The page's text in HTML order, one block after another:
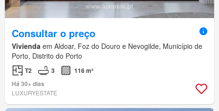
Consultar o preço
Vivienda em Aldoar, Foz do Douro e Nevogilde, Município de
Porto, Distrito do Porto
T2 3
116 m²
Há 30+ dias
LUXURYESTATE